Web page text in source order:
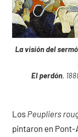
La visión del
El perdón,
Los Peupliers
pintaron en Pont-